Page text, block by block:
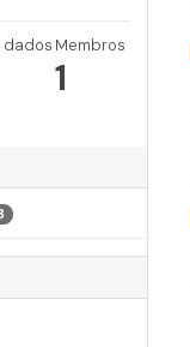
dados Membros
1